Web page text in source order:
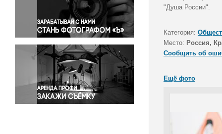
Правосудие
Происшествия и конфликты
Религия
Светская жизнь
Спорт
Экология
Экономика и бизнес
"Душа России".
Категория:
Место: Россия,
Сообщить об
Ещё фото